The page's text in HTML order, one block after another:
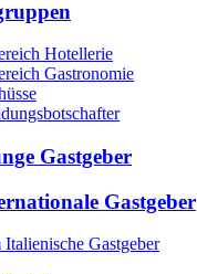
Hotellerie
Gastronomie
Gastgeber
Gastgeber
Italienische Gastgeber